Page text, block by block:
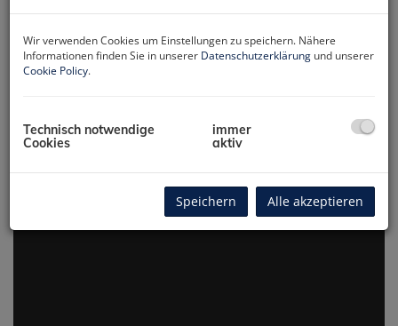
Rundgang 360
Wir verwenden Cookies um Einstellungen zu speichern. Nähere
Informationen finden Sie in unserer Datenschutzerklärung und unserer
Cookie Policy.
Technisch notwendige
Cookies
immer
aktiv
Speichern Alle akzeptieren